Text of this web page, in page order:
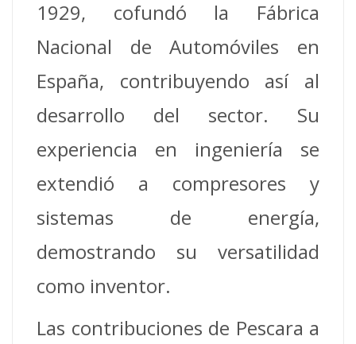
1929, cofundó la Fábrica
Nacional de Automóviles en
España, contribuyendo así al
desarrollo del sector. Su
experiencia en ingeniería se
extendió a compresores y
sistemas de energía,
demostrando su versatilidad
como inventor.
Las contribuciones de Pescara a